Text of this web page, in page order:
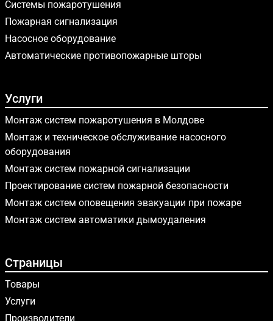
Системы пожаротушения
Пожарная сигнализация
Насосное оборудование
Автоматические противопожарные шторы
Услуги
Монтаж систем пожаротушения в Молдове
Монтаж и техническое обслуживание насосного
оборудования
Монтаж систем пожарной сигнализации
Проектирование систем пожарной безопасности
Монтаж систем оповещения эвакуации при пожаре
Монтаж систем автоматики дымоудаления
Страницы
Товары
Услуги
Производители